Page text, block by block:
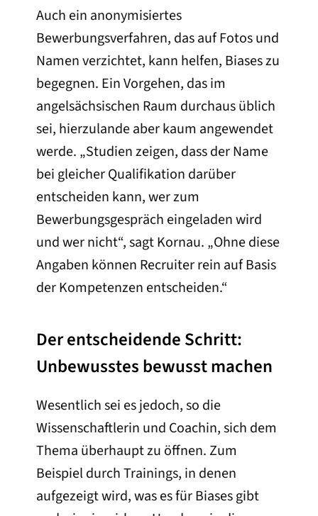
Auch ein anonymisiertes
Bewerbungsverfahren, das auf Fotos und
Namen verzichtet, kann helfen, Biases zu
begegnen. Ein Vorgehen, das im
angelsächsischen Raum durchaus üblich
sei, hierzulande aber kaum angewendet
werde. „Studien zeigen, dass der Name
bei gleicher Qualifikation darüber
entscheiden kann, wer zum
Bewerbungsgespräch eingeladen wird
und wer nicht“, sagt Kornau. „Ohne diese
Angaben können Recruiter rein auf Basis
der Kompetenzen entscheiden.“
Der entscheidende Schritt:
Unbewusstes bewusst machen
Wesentlich sei es jedoch, so die
Wissenschaftlerin und Coachin, sich dem
Thema überhaupt zu öffnen. Zum
Beispiel durch Trainings, in denen
aufgezeigt wird, was es für Biases gibt